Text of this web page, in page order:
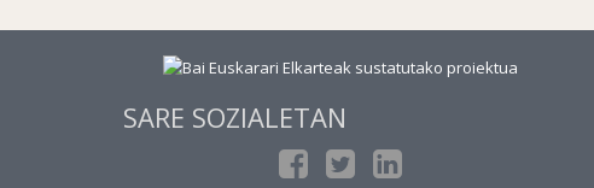
SARE SOZIALETAN